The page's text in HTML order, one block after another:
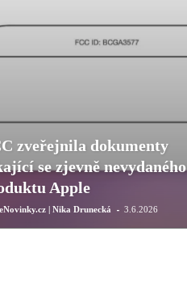
zveřejnila dokumenty
se zjevně nevydaného
Apple
| Nika Drunecká - 3.6.2026